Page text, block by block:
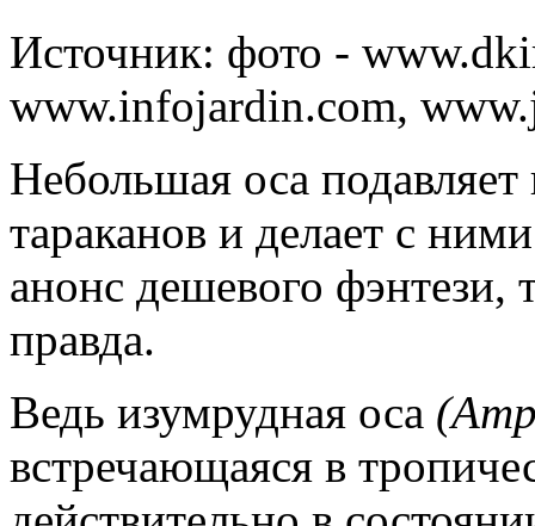
Источник: фото -
www.infojardin.com,
Небольшая оса
тараканов и делает с
анонс дешевого фэнтези,
правда.
Ведь изумрудная оса
встречающаяся в